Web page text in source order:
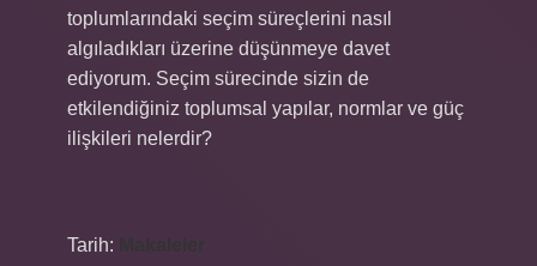
toplumlarındaki seçim süreçlerini nasıl
algıladıkları üzerine düşünmeye davet
ediyorum. Seçim sürecinde sizin de
etkilendiğiniz toplumsal yapılar, normlar ve güç
ilişkileri nelerdir?
Tarih: